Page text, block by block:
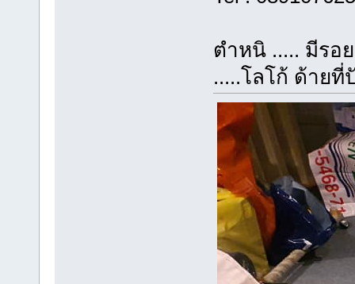
ตำหนิ ..... มีรอ
.....โลโก้ ด้ายที่